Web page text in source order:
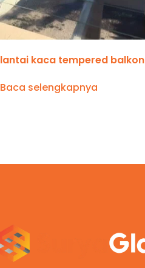
lantai kaca tempered balkon
Baca selengkapnya